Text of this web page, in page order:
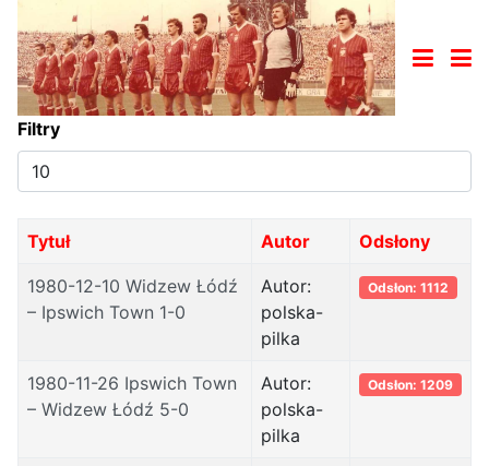
Filtry
Pokaż
#
Tytuł Autor Odsłony
1980-12-10 Widzew Łódź
– Ipswich Town 1-0
Autor:
polska-
pilka
Odsłon: 1112
1980-11-26 Ipswich Town
– Widzew Łódź 5-0
Autor:
polska-
pilka
Odsłon: 1209